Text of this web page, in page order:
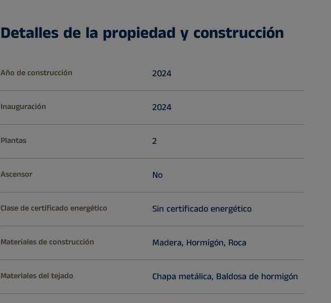
Detalles de la propiedad y construcción
Año de construcción 2024
Inauguración 2024
Plantas 2
Ascensor No
Clase de certificado energético Sin certificado energético
Materiales de construcción Madera, Hormigón, Roca
Materiales del tejado Chapa metálica, Baldosa de hormigón